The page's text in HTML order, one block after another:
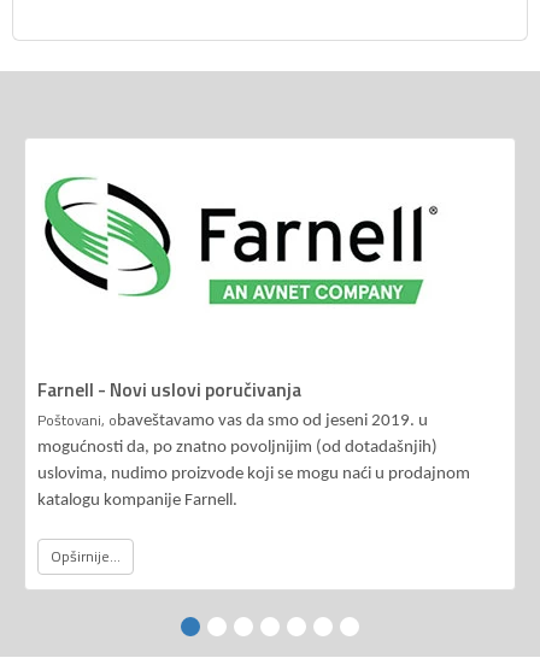
Farnell - Novi uslovi poručivanja
Poštovani, obaveštavamo vas da smo od jeseni 2019. u
mogućnosti da, po znatno povoljnijim (od dotadašnjih)
uslovima, nudimo proizvode koji se mogu naći u prodajnom
katalogu kompanije Farnell.
Opširnije...